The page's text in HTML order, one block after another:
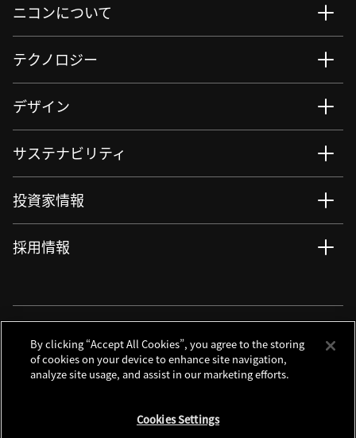
ニコンについて
テクノロジー
デザイン
サステナビリティ
投資家情報
採用情報
ソーシャルメディアアカウント
個人情報保護について
By clicking “Accept All Cookies”, you agree to the storing
of cookies on your device to enhance site navigation,
analyze site usage, and assist in our marketing efforts.
Cookies Settings